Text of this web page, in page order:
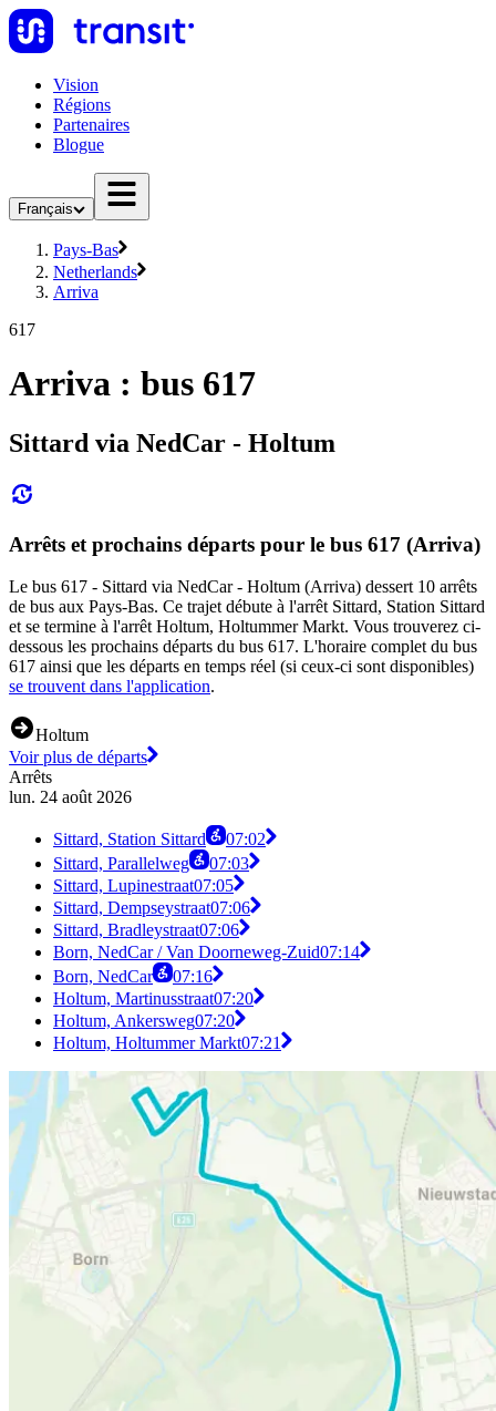
Vision
Régions
Partenaires
Blogue
Français
Pays-Bas
Netherlands
Arriva
617
Arriva : bus 617
Sittard via NedCar - Holtum
Arrêts et prochains départs pour le bus 617 (Arriva)
Le bus 617 - Sittard via NedCar - Holtum (Arriva) dessert 10 arrêts
de bus aux Pays-Bas. Ce trajet débute à l'arrêt Sittard, Station Sittard
et se termine à l'arrêt Holtum, Holtummer Markt. Vous trouverez ci-
dessous les prochains départs du bus 617. L'horaire complet du bus
617 ainsi que les départs en temps réel (si ceux-ci sont disponibles)
se trouvent dans l'application.
Holtum
Voir plus de départs
Arrêts
lun. 24 août 2026
Sittard, Station Sittard
07:02
Sittard, Parallelweg
07:03
Sittard, Lupinestraat07:05
Sittard, Dempseystraat07:06
Sittard, Bradleystraat07:06
Born, NedCar / Van Doorneweg-Zuid07:14
Born, NedCar
07:16
Holtum, Martinusstraat07:20
Holtum, Ankersweg07:20
Holtum, Holtummer Markt07:21